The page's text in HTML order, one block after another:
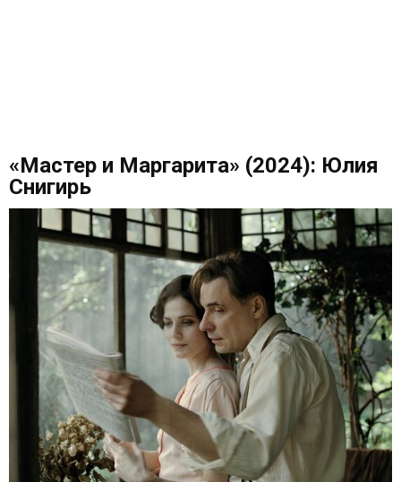
«Мастер и Маргарита» (2024): Юлия
Снигирь